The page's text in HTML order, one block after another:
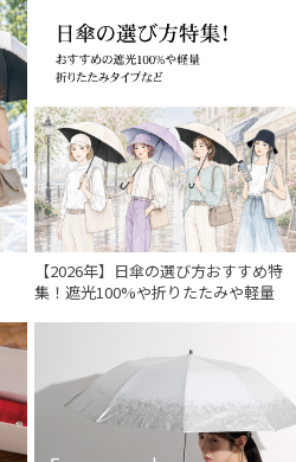
【2026年】日傘の選び方おすすめ特
集！遮光100%や折りたたみや軽量